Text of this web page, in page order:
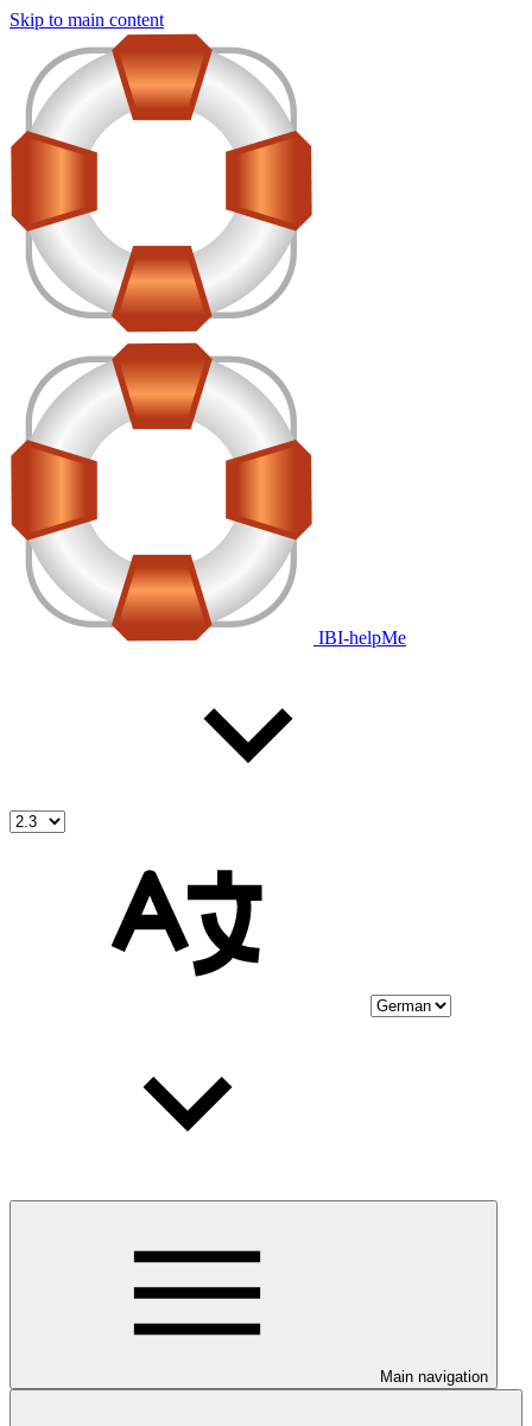
Skip to main content
IBI-helpMe
Main navigation